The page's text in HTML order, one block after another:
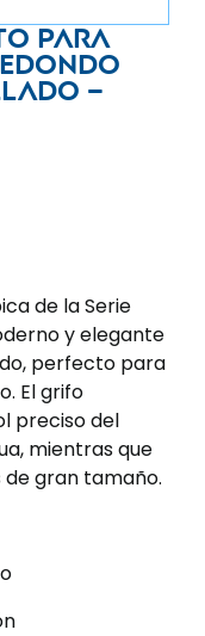
para
–
de la Serie
y elegante
perfecto para
El grifo
preciso del
mientras que
gran tamaño.